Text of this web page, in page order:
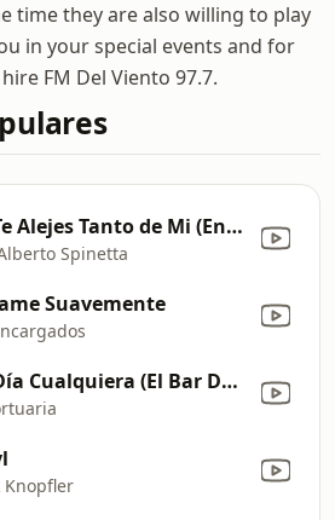
time they are also willing to play
in your special events and for
FM Del Viento 97.7.
No Te Alejes Tanto de Mi (En Vivo)
Spinetta
Suavemente
Un Día Cualquiera (El Bar De La Calle Rodney)
Knopfler